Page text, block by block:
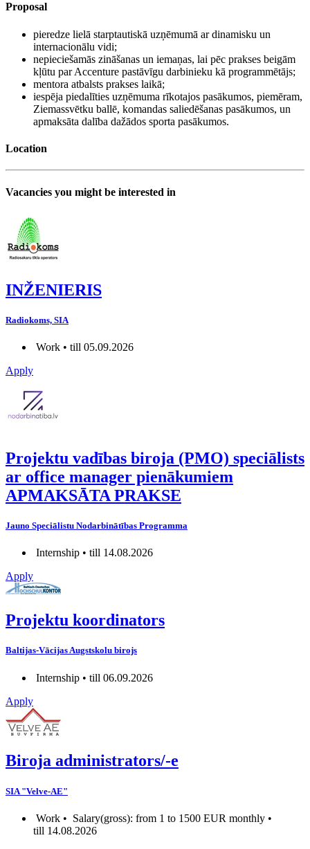
Proposal
pieredze lielā starptautiskā uzņēmumā ar dinamisku un
internacionālu vidi;
nepieciešamās zināšanas un iemaņas, lai pēc prakses beigām
kļūtu par Accenture pastāvīgu darbinieku kā programmētājs;
mentora atbalsts prakses laikā;
iespēja piedalīties uzņēmuma rīkotajos pasākumos, piemēram,
Ziemassvētku ballē, komandas saliedēšanas pasākumos, un
apmaksāta dalība dažādos sporta pasākumos.
Location
Vacancies you might be interested in
INŽENIERIS
Radiokoms, SIA
Work • till 05.09.2026
Apply
Projektu vadības biroja (PMO) speciālists
ar office manager pienākumiem
APMAKSĀTA PRAKSE
Jauno Speciālistu Nodarbinātības Programma
Internship • till 14.08.2026
Apply
Projektu koordinators
Baltijas-Vācijas Augstskolu birojs
Internship • till 06.09.2026
Apply
Biroja administrators/-e
SIA "Velve-AE"
Work • Salary(gross): from 1 to 1500 EUR monthly •
till 14.08.2026